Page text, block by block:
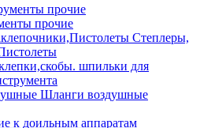
прочие
Степлеры,
шпильки для
Шланги воздушные